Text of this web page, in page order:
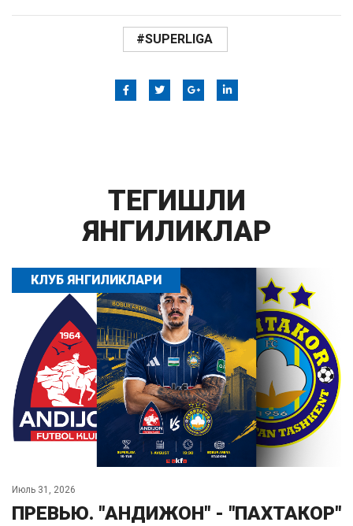
#SUPERLIGA
ТЕГИШЛИ
ЯНГИЛИКЛАР
КЛУБ ЯНГИЛИКЛАРИ
Июль 31, 2026
ПРЕВЬЮ. "АНДИЖОН" - "ПАХТАКОР"